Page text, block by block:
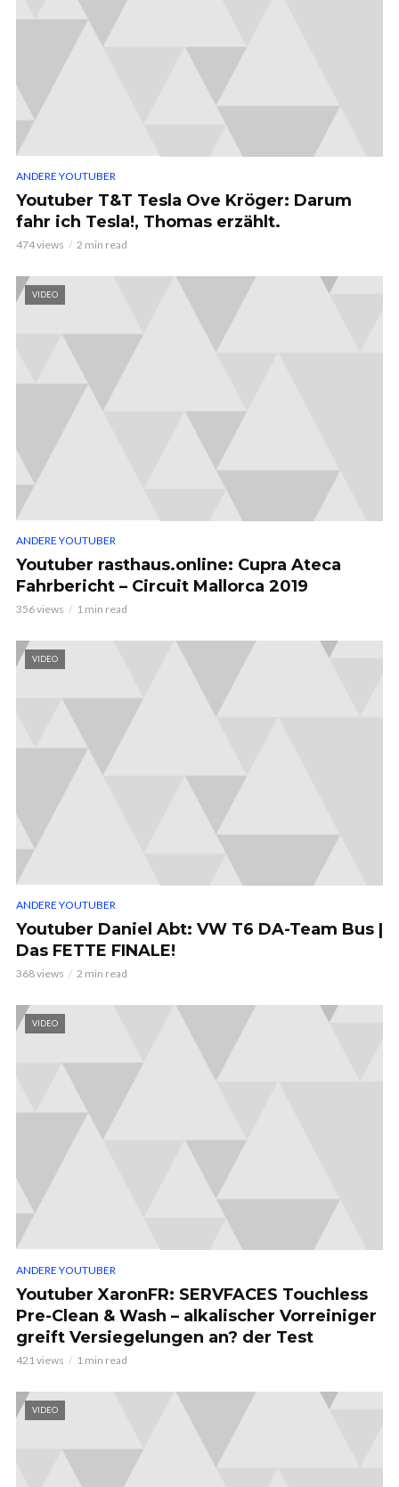
ANDERE YOUTUBER
Youtuber T&T Tesla Ove Kröger: Darum
fahr ich Tesla!, Thomas erzählt.
474 views 2 min read
VIDEO
ANDERE YOUTUBER
Youtuber rasthaus.online: Cupra Ateca
Fahrbericht – Circuit Mallorca 2019
356 views 1 min read
VIDEO
ANDERE YOUTUBER
Youtuber Daniel Abt: VW T6 DA-Team Bus |
Das FETTE FINALE!
368 views 2 min read
VIDEO
ANDERE YOUTUBER
Youtuber XaronFR: SERVFACES Touchless
Pre-Clean & Wash – alkalischer Vorreiniger
greift Versiegelungen an? der Test
421 views 1 min read
VIDEO